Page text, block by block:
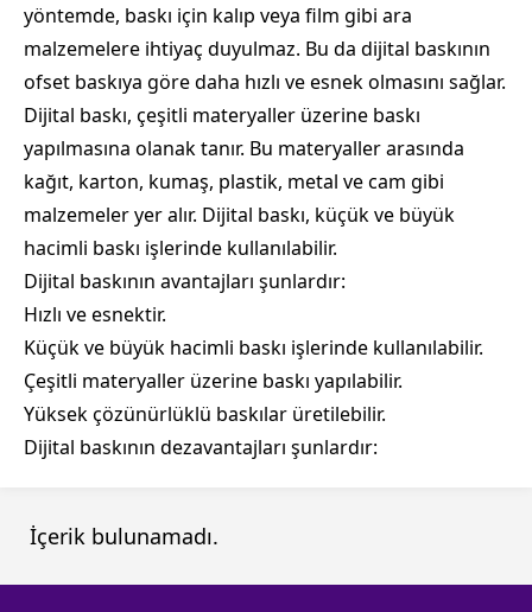
yöntemde, baskı için kalıp veya film gibi ara
malzemelere ihtiyaç duyulmaz. Bu da dijital baskının
ofset baskıya göre daha hızlı ve esnek olmasını sağlar.
Dijital baskı, çeşitli materyaller üzerine baskı
yapılmasına olanak tanır. Bu materyaller arasında
kağıt, karton, kumaş, plastik, metal ve cam gibi
malzemeler yer alır. Dijital baskı, küçük ve büyük
hacimli baskı işlerinde kullanılabilir.
Dijital baskının avantajları şunlardır:
Hızlı ve esnektir.
Küçük ve büyük hacimli baskı işlerinde kullanılabilir.
Çeşitli materyaller üzerine baskı yapılabilir.
Yüksek çözünürlüklü baskılar üretilebilir.
Dijital baskının dezavantajları şunlardır:
İçerik bulunamadı.